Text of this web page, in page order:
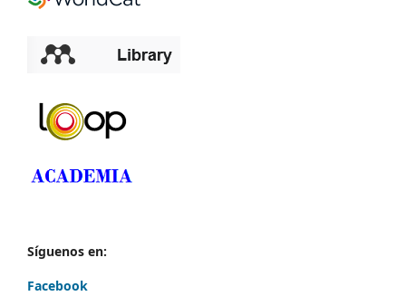
Síguenos en:
Facebook